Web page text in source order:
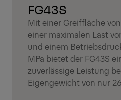
FG43S
Mit einer Greiffläche von
einer maximalen Last
und einem
MPa bietet der FG43S
zuverlässige Leistung
Eigengewicht von nur